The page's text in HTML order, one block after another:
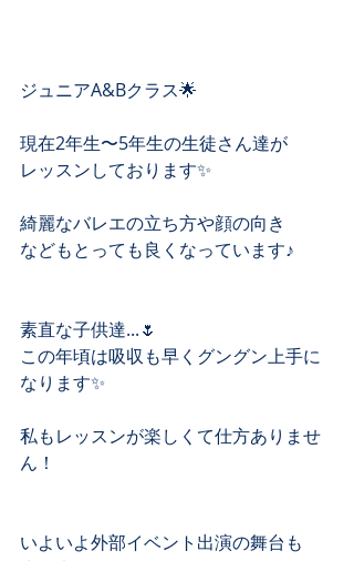
ジュニアA&Bクラス🌟
現在2年生〜5年生の生徒さん達が
レッスンしております✨
綺麗なバレエの立ち方や顔の向き
などもとっても良くなっています♪
素直な子供達...🌷
この年頃は吸収も早くグングン上手に
なります✨
私もレッスンが楽しくて仕方ありませ
ん！
いよいよ外部イベント出演の舞台も